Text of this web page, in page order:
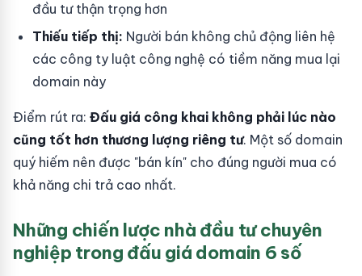
đầu tư thận trọng hơn
Thiếu tiếp thị: Người bán không chủ động liên hệ
các công ty luật công nghệ có tiềm năng mua lại
domain này
Điểm rút ra: Đấu giá công khai không phải lúc nào
cũng tốt hơn thương lượng riêng tư. Một số domain
quý hiếm nên được "bán kín" cho đúng người mua có
khả năng chi trả cao nhất.
Những chiến lược nhà đầu tư chuyên
nghiệp trong đấu giá domain 6 số